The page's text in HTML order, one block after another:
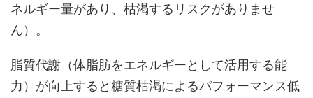
ネルギー量があり、枯渇するリスクがありませ
ん）。
脂質代謝（体脂肪をエネルギーとして活用する能
力）が向上すると糖質枯渇によるパフォーマンス低